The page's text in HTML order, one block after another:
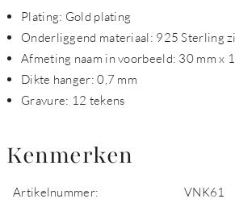
Plating: Gold plating
Onderliggend materiaal: 925 Sterling
Afmeting naam in voorbeeld: 30 mm x
Dikte hanger: 0,7 mm
Gravure: 12 tekens
Kenmerken
Artikelnummer:
VNK61